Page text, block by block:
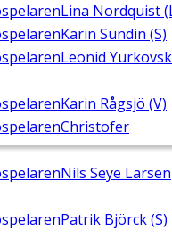
Lina Nordquist
Karin Sundin (S)
Leonid
Karin Rågsjö (V)
Christofer
Nils Seye Larsen
Patrik Björck (S)